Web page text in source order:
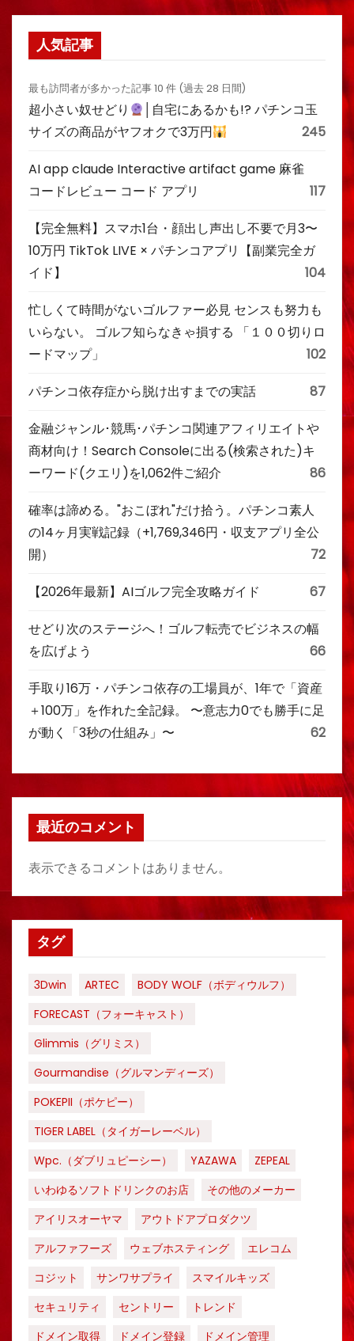
人気記事
最も訪問者が多かった記事 10 件 (過去 28 日間)
超小さい奴せどり
│自宅にあるかも!? パチンコ玉
サイズの商品がヤフオクで3万円
245
AI app claude Interactive artifact game 麻雀
コードレビュー コード アプリ
117
【完全無料】スマホ1台・顔出し声出し不要で月3〜
10万円 TikTok LIVE × パチンコアプリ【副業完全ガ
イド】
104
忙しくて時間がないゴルファー必見 センスも努力も
いらない。 ゴルフ知らなきゃ損する 「１００切りロ
ードマップ」
102
パチンコ依存症から脱け出すまでの実話 87
金融ジャンル･競馬･パチンコ関連アフィリエイトや
商材向け！Search Consoleに出る(検索された)キ
ーワード(クエリ)を1,062件ご紹介
86
確率は諦める。"おこぼれ"だけ拾う。パチンコ素人
の14ヶ月実戦記録（+1,769,346円・収支アプリ全公
開）
72
【2026年最新】AIゴルフ完全攻略ガイド 67
せどり次のステージへ！ゴルフ転売でビジネスの幅
を広げよう
66
手取り16万・パチンコ依存の工場員が、1年で「資産
＋100万」を作れた全記録。 〜意志力0でも勝手に足
が動く「3秒の仕組み」〜
62
最近のコメント
表示できるコメントはありません。
タグ
3Dwin ARTEC
BODY WOLF（ボディウルフ）
FORECAST（フォーキャスト）
Glimmis（グリミス）
Gourmandise（グルマンディーズ）
POKEPII（ポケピー）
TIGER LABEL（タイガーレーベル）
Wpc.（ダブリュピーシー）
YAZAWA
ZEPEAL
いわゆるソフトドリンクのお店
その他のメーカー
アイリスオーヤマ
アウトドアプロダクツ
アルファフーズ
ウェブホスティング
エレコム
コジット
サンワサプライ
スマイルキッズ
セキュリティ
セントリー
トレンド
ドメイン取得
ドメイン登録 ドメイン管理